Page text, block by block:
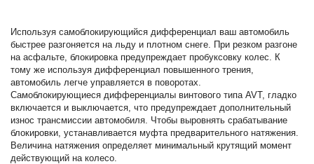
Используя самоблокирующийся дифференциал ваш автомобиль
быстрее разгоняется на льду и плотном снеге. При резком разгоне
на асфальте, блокировка предупреждает пробуксовку колес. К
тому же используя дифференциал повышенного трения,
автомобиль легче управляется в поворотах.
Самоблокирующиеся дифференциалы винтового типа AVT, гладко
включается и выключается, что предупреждает дополнительный
износ трансмиссии автомобиля. Чтобы выровнять срабатывание
блокировки, устанавливается муфта предварительного натяжения.
Величина натяжения определяет минимальный крутящий момент
действующий на колесо.